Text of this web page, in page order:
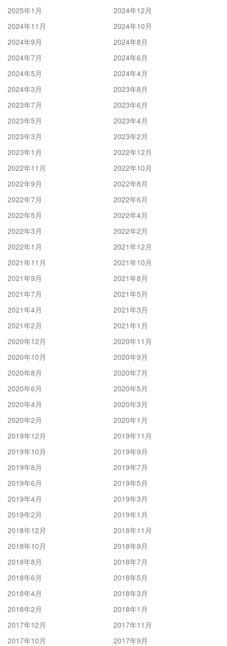
2025年1月
2024年12月
2024年11月
2024年10月
2024年9月
2024年8月
2024年7月
2024年6月
2024年5月
2024年4月
2024年3月
2023年8月
2023年7月
2023年6月
2023年5月
2023年4月
2023年3月
2023年2月
2023年1月
2022年12月
2022年11月
2022年10月
2022年9月
2022年8月
2022年7月
2022年6月
2022年5月
2022年4月
2022年3月
2022年2月
2022年1月
2021年12月
2021年11月
2021年10月
2021年9月
2021年8月
2021年7月
2021年5月
2021年4月
2021年3月
2021年2月
2021年1月
2020年12月
2020年11月
2020年10月
2020年9月
2020年8月
2020年7月
2020年6月
2020年5月
2020年4月
2020年3月
2020年2月
2020年1月
2019年12月
2019年11月
2019年10月
2019年9月
2019年8月
2019年7月
2019年6月
2019年5月
2019年4月
2019年3月
2019年2月
2019年1月
2018年12月
2018年11月
2018年10月
2018年9月
2018年8月
2018年7月
2018年6月
2018年5月
2018年4月
2018年3月
2018年2月
2018年1月
2017年12月
2017年11月
2017年10月
2017年9月